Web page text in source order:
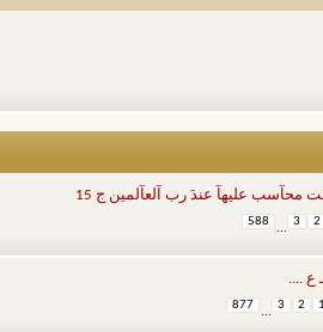
محآسب عليهآ عندَ رب آلعآلمين ج 15
2
3
...
588
ع ....
1
2
3
...
877